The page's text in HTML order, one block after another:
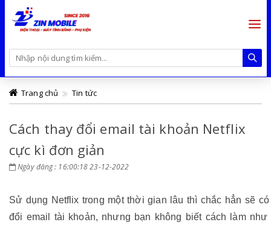
Trang chủ Tin tức
Cách thay đổi email tài khoản Netflix
cực kì đơn giản
Ngày đăng : 16:00:18 23-12-2022
Sử dụng Netflix trong một thời gian lâu thì chắc hẳn sẽ
đổi email tài khoản, nhưng bạn không biết cách làm